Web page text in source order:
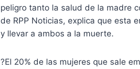
peligro tanto la salud de la madre
de RPP Noticias, explica que esta
y llevar a ambos a la muerte.
?El 20% de las mujeres que sale